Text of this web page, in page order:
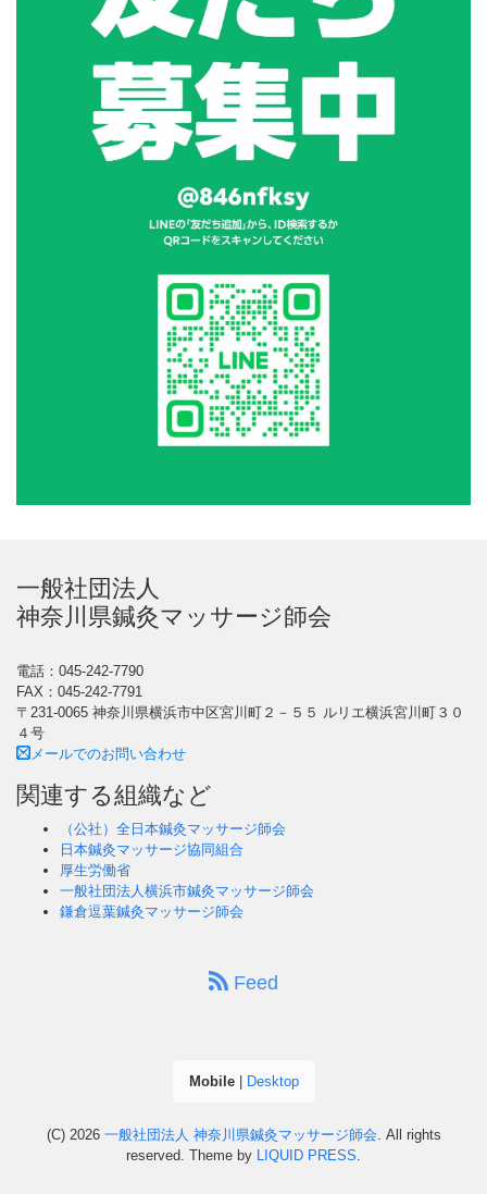
一般社団法人
神奈川県鍼灸マッサージ師会
電話：045-242-7790
FAX：045-242-7791
〒231-0065 神奈川県横浜市中区宮川町２－５５ ルリエ横浜宮川町３０
４号
メールでのお問い合わせ
関連する組織など
（公社）全日本鍼灸マッサージ師会
日本鍼灸マッサージ協同組合
厚生労働省
一般社団法人横浜市鍼灸マッサージ師会
鎌倉逗葉鍼灸マッサージ師会
Feed
Mobile| Desktop
(C) 2026 一般社団法人 神奈川県鍼灸マッサージ師会. All rights
reserved. Theme by LIQUID PRESS.